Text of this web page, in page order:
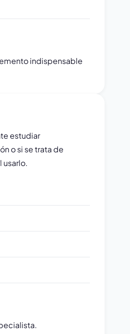
indispensable
estudiar
o si se trata de